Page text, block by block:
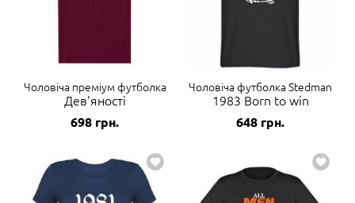
Чоловіча преміум футболка
Дев'яності
698 грн.
Чоловіча футболка Stedman
1983 Born to win
648 грн.